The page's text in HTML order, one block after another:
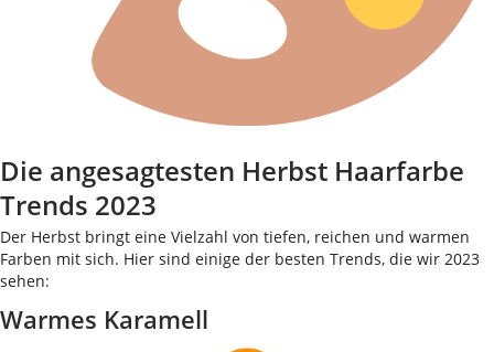
Die angesagtesten Herbst Haarfarbe
Trends 2023
Der Herbst bringt eine Vielzahl von tiefen, reichen und warmen
Farben mit sich. Hier sind einige der besten Trends, die wir 2023
sehen:
Warmes Karamell